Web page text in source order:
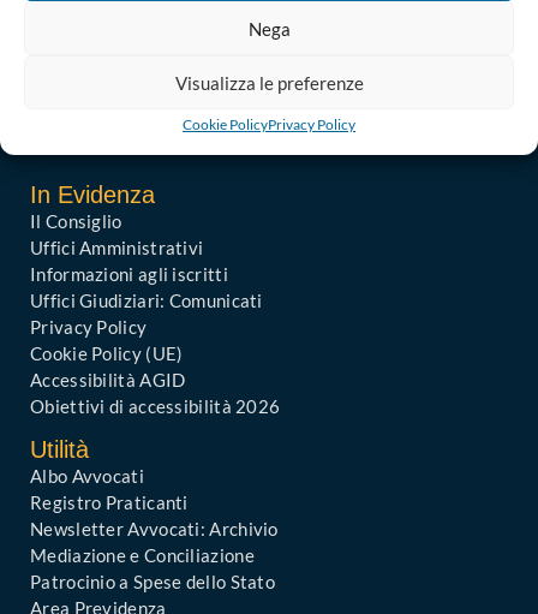
Nega
Visualizza le preferenze
Cookie PolicyPrivacy Policy
Codice univoco di Fatturazione: UFGAKA
ordine@avvocatibari.legalmail.it
In Evidenza
Il Consiglio
Uffici Amministrativi
Informazioni agli iscritti
Uffici Giudiziari: Comunicati
Privacy Policy
Cookie Policy (UE)
Accessibilità AGID
Obiettivi di accessibilità 2026
Utilità
Albo Avvocati
Registro Praticanti
Newsletter Avvocati: Archivio
Mediazione e Conciliazione
Patrocinio a Spese dello Stato
Area Previdenza